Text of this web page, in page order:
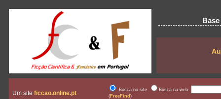
Um site ficcao.online.pt Busca no site
Busca na web
( FreeFind )